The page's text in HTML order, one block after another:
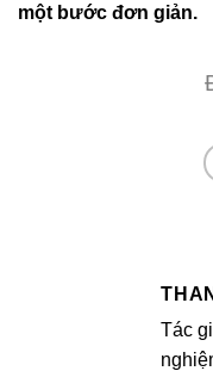
một bước đơn giản.
Tác